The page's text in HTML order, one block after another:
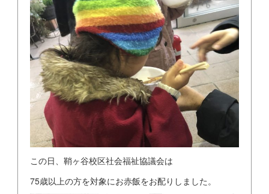
この日、鞘ヶ谷校区社会福祉協議会は
75歳以上の方を対象にお赤飯をお配りしました。